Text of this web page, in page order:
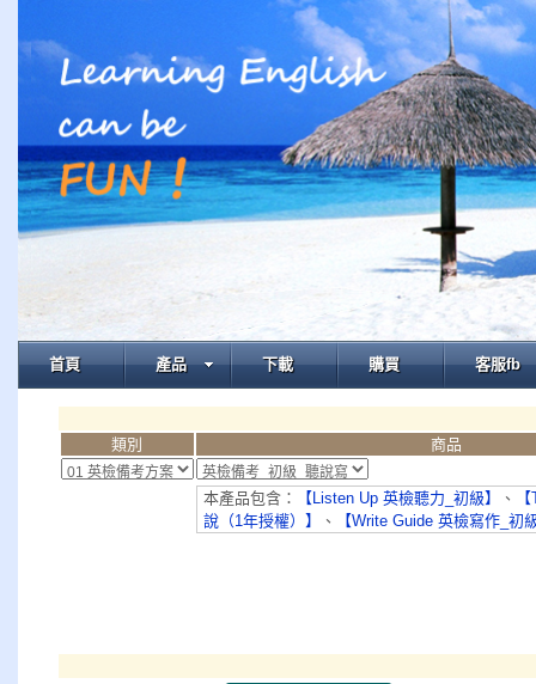
首頁 產品 下載 購買 客服fb
類別 商品
本產品包含： 【Listen Up 英檢聽力_初級】 、
說（1年授權）】
、 【Write Guide 英檢寫作_初